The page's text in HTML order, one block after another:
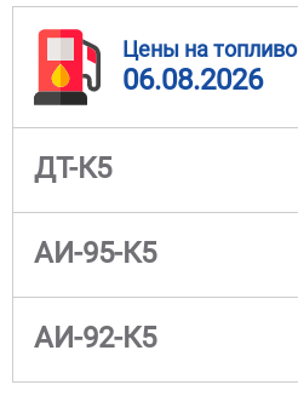
Цены на топливо
06.08.2026
ДТ-К5
АИ-95-К5
АИ-92-К5